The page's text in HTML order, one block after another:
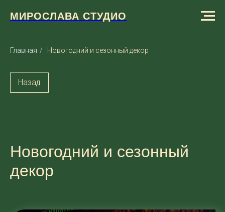
МИРОСЛАВА СТУДИО
Главная / Новогодний и сезонный декор
Назад
Новогодний и сезонный
декор